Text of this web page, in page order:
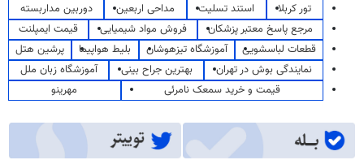
تور کربلا
استند تسلیت مداحی اربعین
دوربین مداربسته
مرجع پاسخ معتبر پزشکان
فروش مواد شیمیایی
قیمت ایمپلنت
قطعات لباسشویی
آموزشگاه تیزهوشان بلیط هواپیما
پرشین هتل
نمایندگی بوش در تهران
بهترین جراح بینی
آموزشگاه زبان ملل
قیمت و خرید سمعک نامرئی
مهرینو